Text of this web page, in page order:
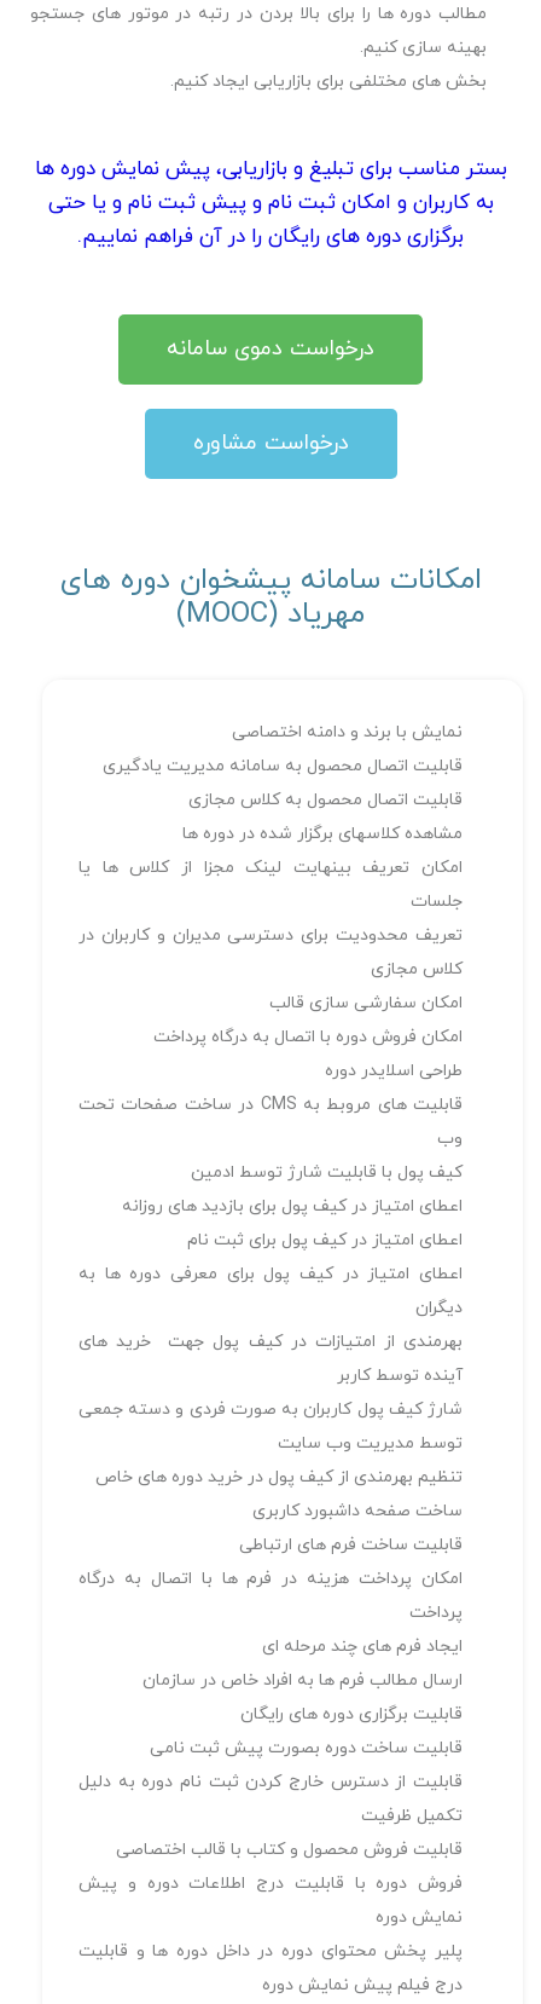
مطالب دوره ها را برای بالا بردن در رتبه در موتور های جستجو
بهینه سازی کنیم.
بخش های مختلفی برای بازاریابی ایجاد کنیم.
بستر مناسب برای تبليغ و بازاريابی، پيش نمايش دوره ها
به كاربران و امكان ثبت نام و پيش ثبت نام و يا حتی
برگزاری دوره های رايگان را در آن فراهم نماييم.
درخواست دموی سامانه
درخواست مشاوره
امكانات سامانه پيشخوان دوره های
مهرياد (MOOC)
نمایش با برند و دامنه اختصاصی
قابليت اتصال محصول به سامانه مديريت يادگيری
قابليت اتصال محصول به كلاس مجازی
مشاهده کلاسهای برگزار شده در دوره ها
امکان تعریف بینهایت لینک مجزا از کلاس ها یا
جلسات
تعریف محدودیت برای دسترسی مديران و کاربران در
کلاس مجازی
امكان سفارشی­ سازی قالب
امكان فروش دوره با اتصال به درگاه پرداخت
طراحی اسلايدر دوره
قابليت های مروبط به CMS در ساخت صفحات تحت
وب
كيف پول با قابليت شارژ توسط ادمين
اعطای امتیاز در كيف پول برای بازدید های روزانه
اعطای امتیاز در كيف پول برای ثبت نام
اعطای امتیاز در كيف پول برای معرفی دوره ها به
دیگران
بهرمندی از امتیازات در كيف پول جهت خرید های
آینده توسط کاربر
شارژ کیف پول کاربران به صورت فردی و دسته جمعی
توسط مدیریت وب سایت
تنظیم بهرمندی از کیف پول در خرید دوره های خاص
ساخت صفحه داشبورد كاربری
قابليت ساخت فرم های ارتباطی
امکان پرداخت هزینه در فرم ها با اتصال به درگاه
پرداخت
ایجاد فرم های چند مرحله ای
ارسال مطالب فرم ها به افراد خاص در سازمان
قابليت برگزاری دوره های رايگان
قابليت ساخت دوره بصورت پيش ثبت نامی
قابليت از دسترس خارج كردن ثبت نام دوره به دليل
تكميل ظرفيت
قابليت فروش محصول و كتاب با قالب اختصاصی
فروش دوره با قابليت درج اطلاعات دوره و پيش
نمايش دوره
پلير پخش محتوای دوره در داخل دوره ها و قابليت
درج فيلم پيش نمايش دوره